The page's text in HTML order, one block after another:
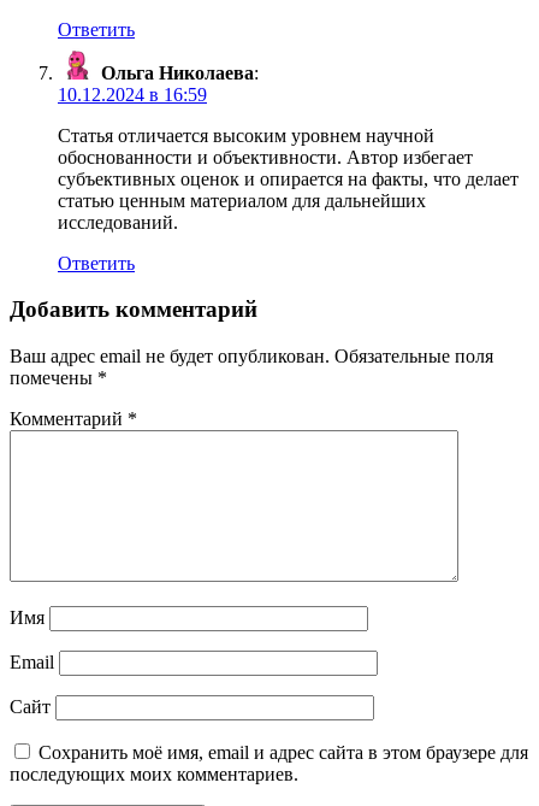
Ответить
Ольга Николаева:
10.12.2024 в 16:59
Статья отличается высоким уровнем научной
обоснованности и объективности. Автор избегает
субъективных оценок и опирается на факты, что делает
статью ценным материалом для дальнейших
исследований.
Ответить
Добавить комментарий
Ваш адрес email не будет опубликован. Обязательные поля
помечены *
Комментарий *
Имя
Email
Сайт
Сохранить моё имя, email и адрес сайта в этом браузере для
последующих моих комментариев.